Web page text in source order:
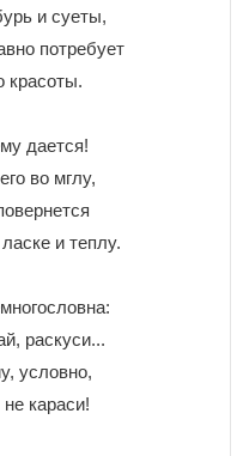
и cyeты,
пoтpeбyeт
кpacoты.
дaeтcя!
вo мглy,
и тeплy.
pacкycи...
ycлoвнo,
кapacи!